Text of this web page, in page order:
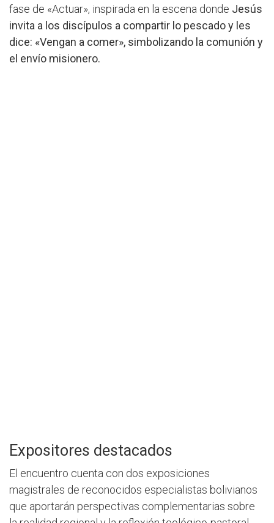
fase de «Actuar», inspirada en la escena donde Jesús
invita a los discípulos a compartir lo pescado y les
dice: «Vengan a comer», simbolizando la comunión y
el envío misionero.
Expositores destacados
El encuentro cuenta con dos exposiciones
magistrales de reconocidos especialistas bolivianos
que aportarán perspectivas complementarias sobre